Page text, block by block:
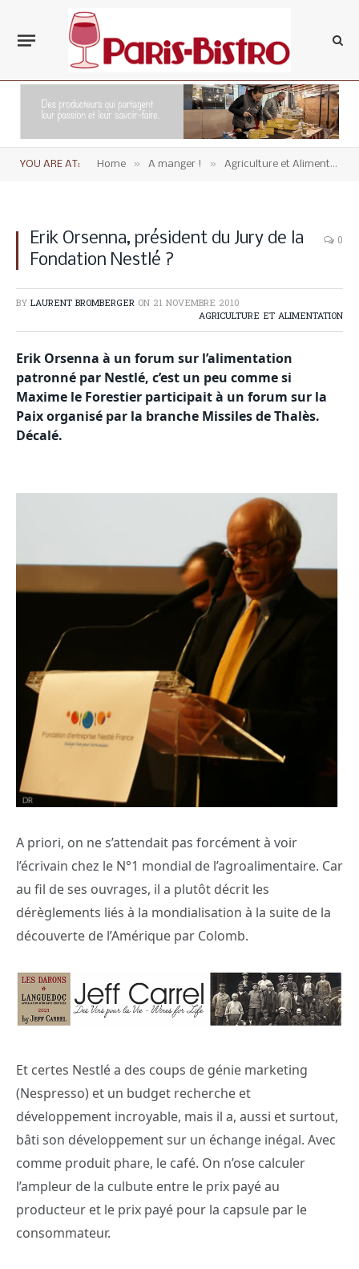
YOU ARE AT: Home » A manger ! » Agriculture et Alimentation
Erik Orsenna, président du Jury de la
Fondation Nestlé ?
0
BY LAURENT BROMBERGER ON 21 NOVEMBRE 2010
AGRICULTURE ET ALIMENTATION
Erik Orsenna à un forum sur l’alimentation
patronné par Nestlé, c’est un peu comme si
Maxime le Forestier participait à un forum sur la
Paix organisé par la branche Missiles de Thalès.
Décalé.
A priori, on ne s’attendait pas forcément à voir
l’écrivain chez le N°1 mondial de l’agroalimentaire. Car
au fil de ses ouvrages, il a plutôt décrit les
dérèglements liés à la mondialisation à la suite de la
découverte de l’Amérique par Colomb.
Et certes Nestlé a des coups de génie marketing
(Nespresso) et un budget recherche et
développement incroyable, mais il a, aussi et surtout,
bâti son développement sur un échange inégal. Avec
comme produit phare, le café. On n’ose calculer
l’ampleur de la culbute entre le prix payé au
producteur et le prix payé pour la capsule par le
consommateur.